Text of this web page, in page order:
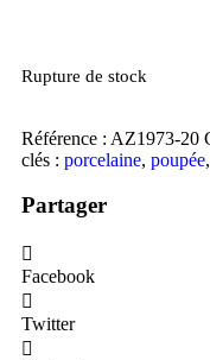
Rupture de stock
Référence : AZ1973-20
clés : porcelaine, poupée,
Partager
Facebook
Twitter